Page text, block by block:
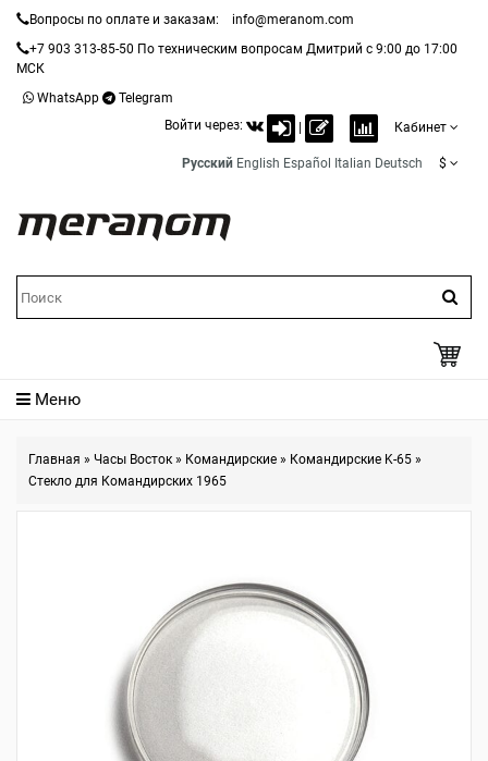
Вопросы по оплате и заказам:
info@meranom.com
+7 903 313-85-50 По техническим вопросам Дмитрий с 9:00 до 17:00
МСК
WhatsApp
Telegram
Войти через:
Кабинет
Русский English Español Italian Deutsch $
Меню
Главная » Часы Восток » Командирские » Командирские K-65 »
Стекло для Командирских 1965